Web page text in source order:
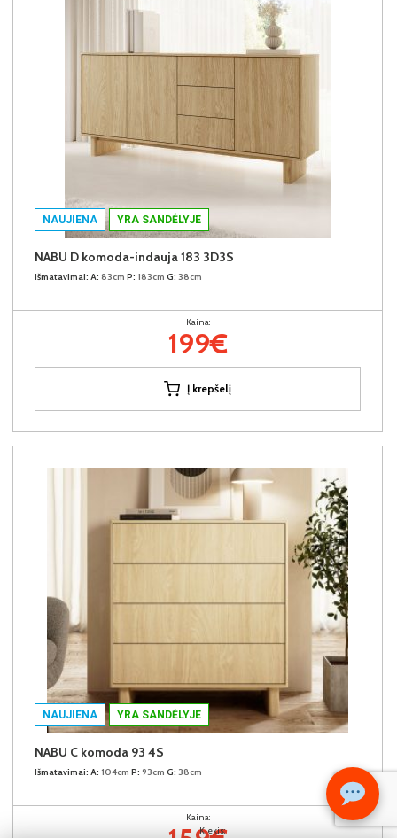
Kiekis:
NAUJIENA YRA SANDĖLYJE
NABU D komoda-indauja 183 3D3S
Išmatavimai: A: 83cm P: 183cm G: 38cm
Kaina:
199€
Į krepšelį
NAUJIENA YRA SANDĖLYJE
NABU C komoda 93 4S
Išmatavimai: A: 104cm P: 93cm G: 38cm
Kaina: